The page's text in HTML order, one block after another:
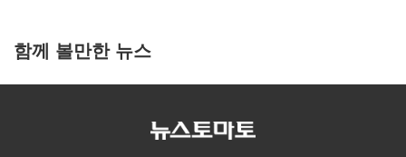
함께 볼만한 뉴스